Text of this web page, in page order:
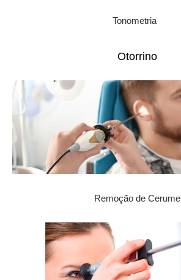
Tonometria
Otorrino
Remoção de Cerume